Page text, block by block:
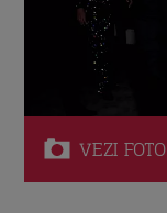
VEZI FOTO